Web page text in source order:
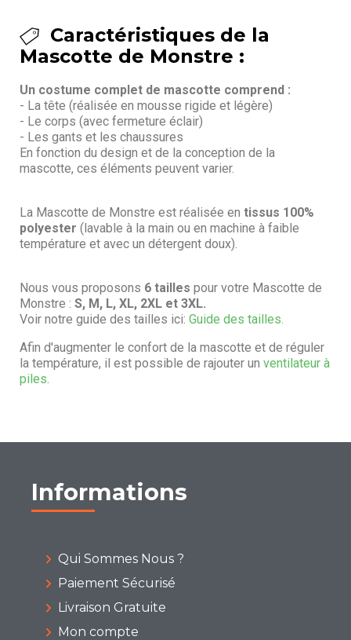
Caractéristiques de la
Mascotte de Monstre :
Un costume complet de mascotte comprend :
- La tête (réalisée en mousse rigide et légère)
- Le corps (avec fermeture éclair)
- Les gants et les chaussures
En fonction du design et de la conception de la
mascotte, ces éléments peuvent varier.
La Mascotte de Monstre est réalisée en tissus 100%
polyester (lavable à la main ou en machine à faible
température et avec un détergent doux).
Nous vous proposons 6 tailles pour votre Mascotte de
Monstre : S, M, L, XL, 2XL et 3XL.
Voir notre guide des tailles ici: Guide des tailles.
Afin d'augmenter le confort de la mascotte et de réguler
la température, il est possible de rajouter un ventilateur à
piles.
Informations
Qui Sommes Nous ?
Paiement Sécurisé
Livraison Gratuite
Mon compte